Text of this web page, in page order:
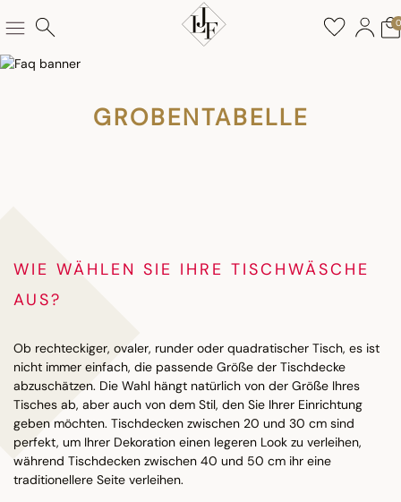
0
GROBENTABELLE
WIE WÄHLEN SIE IHRE TISCHWÄSCHE
AUS?
Ob rechteckiger, ovaler, runder oder quadratischer Tisch, es ist
nicht immer einfach, die passende Größe der Tischdecke
abzuschätzen. Die Wahl hängt natürlich von der Größe Ihres
Tisches ab, aber auch von dem Stil, den Sie Ihrer Einrichtung
geben möchten. Tischdecken zwischen 20 und 30 cm sind
perfekt, um Ihrer Dekoration einen legeren Look zu verleihen,
während Tischdecken zwischen 40 und 50 cm ihr eine
traditionellere Seite verleihen.